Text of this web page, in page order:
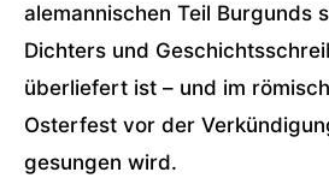
alemannischen Teil Burgunds
Dichters und
überliefert ist – und im
Osterfest vor der
gesungen wird.